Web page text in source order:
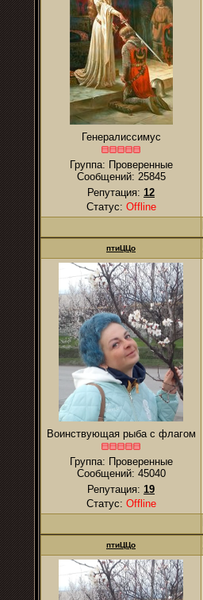
Генералиссимус
Группа: Проверенные
Сообщений: 25845
Репутация: 12
Статус: Offline
птиЦЦо
Воинствующая рыба с флагом
Группа: Проверенные
Сообщений: 45040
Репутация: 19
Статус: Offline
птиЦЦо